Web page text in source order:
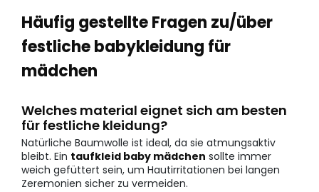
Häufig gestellte Fragen zu/über
festliche babykleidung für
mädchen
Welches material eignet sich am besten
für festliche kleidung?
Natürliche Baumwolle ist ideal, da sie atmungsaktiv
bleibt. Ein taufkleid baby mädchen sollte immer
weich gefüttert sein, um Hautirritationen bei langen
Zeremonien sicher zu vermeiden.